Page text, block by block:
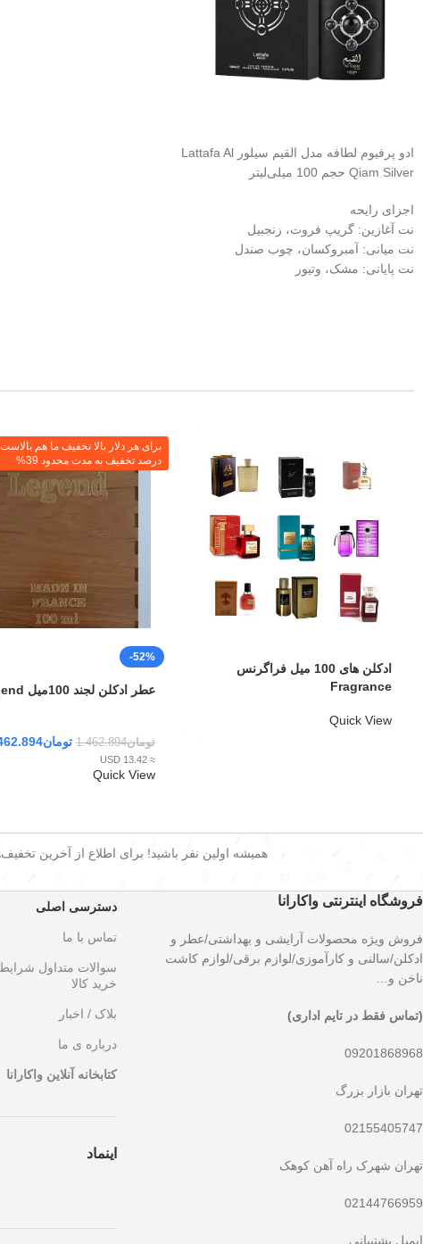
ادو پرفیوم لطافه مدل القیم سیلور Lattafa Al
Qiam Silver حجم 100 میلی‌لیتر
اجزای رایحه
نت آغازین: گریپ فروت، زنجبیل
نت میانی: آمبروکسان، چوب صندل
نت پایانی: مشک، وتیور
ادکلن های 100 میل فراگرنس
Fragrance
Quick View
درصد تخفیف به مدت محدود 39%
-52%
عطر ادکلن لجند 100میل Legend
تومان1.462.894 تومان
≈ 13.42 USD
Quick View
همیشه اولین نفر باشید! برای اطلاع از آخرین
فروشگاه اینترنتی واکارانا
فروش ویژه محصولات آرایشی و بهداشتی/عطر و
ادکلن/سالنی و کارآموزی/لوازم برقی/لوازم کاشت
ناخن و…
(تماس فقط در تایم اداری)
09201868968
تهران بازار بزرگ
02155405747
تهران شهرک راه آهن کوهک
02144766959
ایمیل پشتیبانی
دسترسی اصلی
تماس با ما
سوالات متداول
خرید کالا
بلاک / اخبار
درباره ی ما
کتابخانه آنلاین واکارانا
اینماد